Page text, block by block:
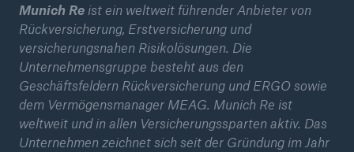
Munich Re ist ein weltweit führender Anbieter von
Rückversicherung, Erstversicherung und
versicherungsnahen Risikolösungen. Die
Unternehmensgruppe besteht aus den
Geschäftsfeldern Rückversicherung und ERGO sowie
dem Vermögensmanager MEAG. Munich Re ist
weltweit und in allen Versicherungssparten aktiv. Das
Unternehmen zeichnet sich seit der Gründung im Jahr